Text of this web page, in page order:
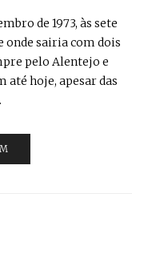
de 1973, às sete
onde sairia com dois
pelo Alentejo e
até hoje, apesar das